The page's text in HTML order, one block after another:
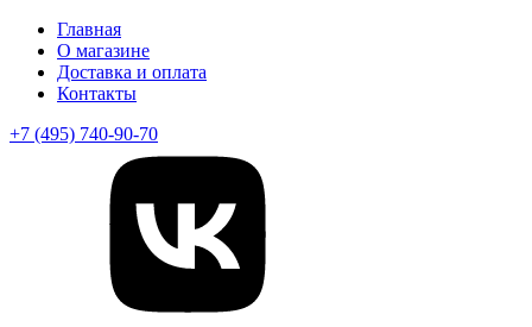
Главная
О магазине
Доставка и оплата
Контакты
+7 (495) 740-90-70